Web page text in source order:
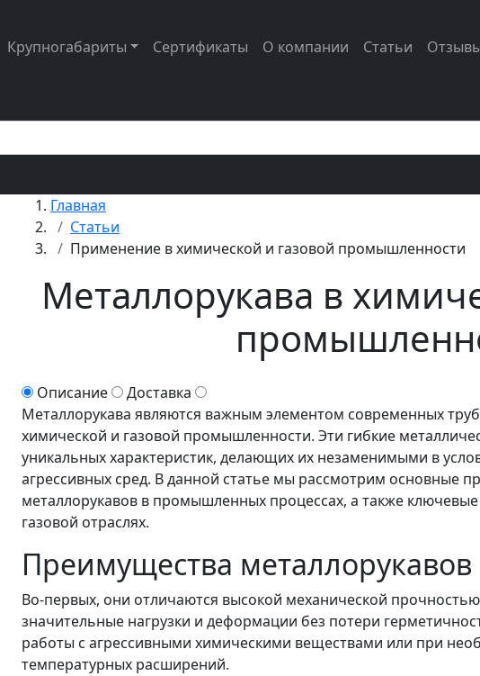
Крупногабариты Сертификаты О компании Статьи
Главная
Статьи
Применение в химической и газовой промышленности
Металлорукава в
Описание
Доставка
Металлорукава являются важным элементом современных
химической и газовой промышленности. Эти гибкие
уникальных характеристик, делающих их незаменимыми в
агрессивных сред. В данной статье мы рассмотрим основные
металлорукавов в промышленных процессах, а также
газовой отраслях.
Преимущества металлорукавов
Во-первых, они отличаются высокой механической
значительные нагрузки и деформации без потери
работы с агрессивными химическими веществами или при
температурных расширений.